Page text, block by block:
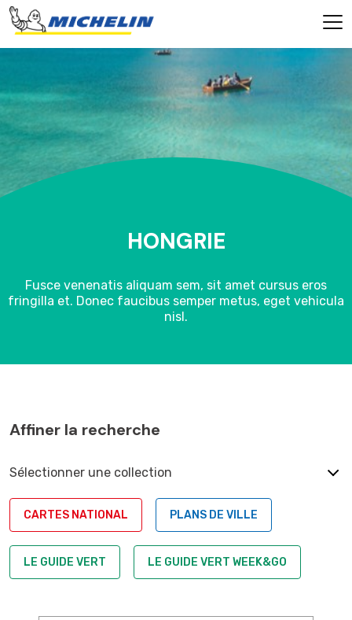
HONGRIE
Fusce venenatis aliquam sem, sit amet cursus eros
fringilla et. Donec faucibus semper metus, eget vehicula
nisl.
Affiner la recherche
Sélectionner une collection
CARTES NATIONAL PLANS DE VILLE
LE GUIDE VERT LE GUIDE VERT WEEK&GO